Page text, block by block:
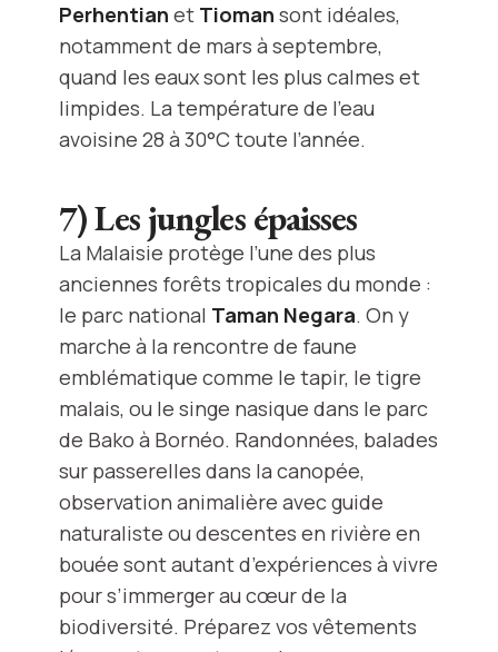
Perhentian et Tioman sont idéales,
notamment de mars à septembre,
quand les eaux sont les plus calmes et
limpides. La température de l’eau
avoisine 28 à 30°C toute l’année.
7) Les jungles épaisses
La Malaisie protège l’une des plus
anciennes forêts tropicales du monde :
le parc national Taman Negara. On y
marche à la rencontre de faune
emblématique comme le tapir, le tigre
malais, ou le singe nasique dans le parc
de Bako à Bornéo. Randonnées, balades
sur passerelles dans la canopée,
observation animalière avec guide
naturaliste ou descentes en rivière en
bouée sont autant d’expériences à vivre
pour s’immerger au cœur de la
biodiversité. Préparez vos vêtements